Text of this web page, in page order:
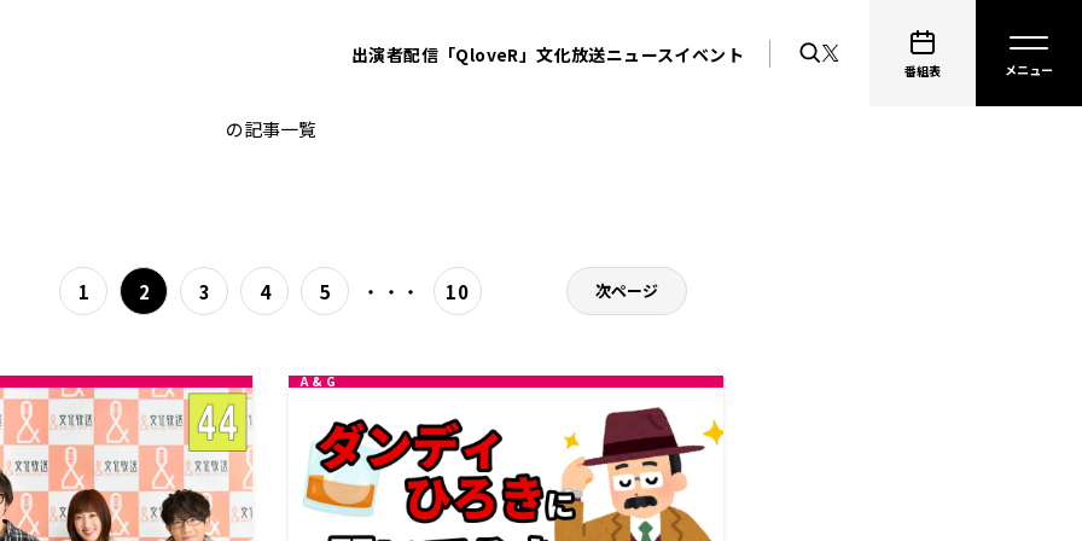
出演者配信「QloveR」文化放送ニュースイベント
番組表
サテライト
の記事一覧
1 2 3 4 5 ・・・ 10 次ページ